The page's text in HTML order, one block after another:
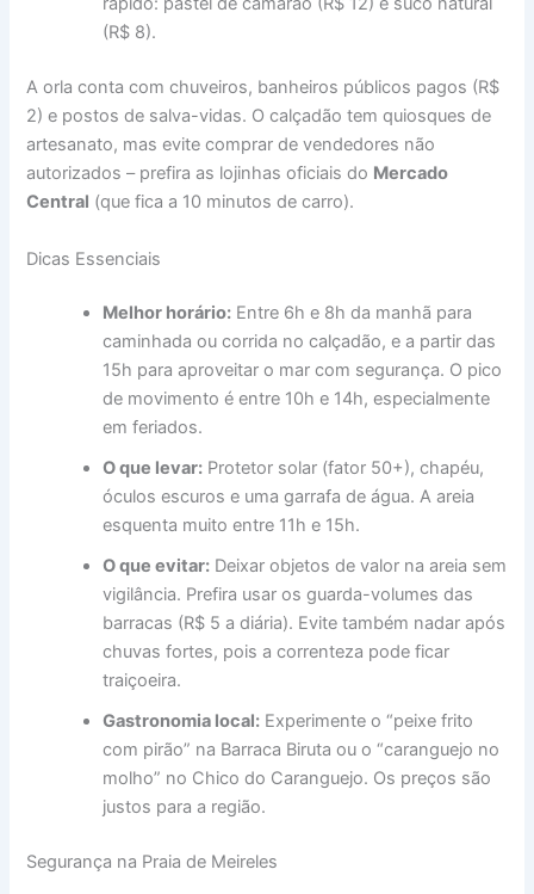
(R$ 8).
A orla conta com chuveiros, banheiros públicos pagos (R$
2) e postos de salva-vidas. O calçadão tem quiosques de
artesanato, mas evite comprar de vendedores não
autorizados – prefira as lojinhas oficiais do Mercado
Central (que fica a 10 minutos de carro).
Dicas Essenciais
Melhor horário: Entre 6h e 8h da manhã para
caminhada ou corrida no calçadão, e a partir das
15h para aproveitar o mar com segurança. O pico
de movimento é entre 10h e 14h, especialmente
em feriados.
O que levar: Protetor solar (fator 50+), chapéu,
óculos escuros e uma garrafa de água. A areia
esquenta muito entre 11h e 15h.
O que evitar: Deixar objetos de valor na areia sem
vigilância. Prefira usar os guarda-volumes das
barracas (R$ 5 a diária). Evite também nadar após
chuvas fortes, pois a correnteza pode ficar
traiçoeira.
Gastronomia local: Experimente o “peixe frito
com pirão” na Barraca Biruta ou o “caranguejo no
molho” no Chico do Caranguejo. Os preços são
justos para a região.
Segurança na Praia de Meireles